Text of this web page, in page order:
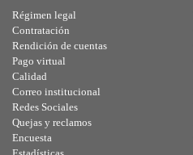
Régimen legal
Contratación
Rendición de cuentas
Pago virtual
Calidad
Correo institucional
Redes Sociales
Quejas y reclamos
Encuesta